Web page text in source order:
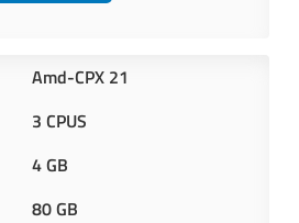
Amd-CPX 21
3 CPUS
4 GB
80 GB